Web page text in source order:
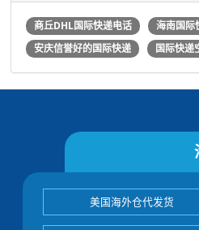
商丘DHL国际快递电话 海南国际
安庆信誉好的国际快递
国际快递
美国海外仓代发货